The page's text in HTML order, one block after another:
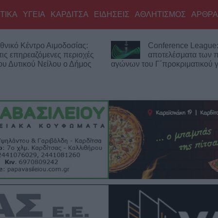
ΥΓΕΙΑ ΚΑΡΔΙΤΣΑ ΕΙΔΗΣΕΙΣ ΑΘΛΗΤΙΣΜΟΣ ΑΡΘΡΑ
Conference League: Τα
αποτελέσματα των πρώτων
Γ΄προκριματικού γύρου
Europa League:
Σόφιας λογικά ο
Play Off - Τα αποτελέσματα